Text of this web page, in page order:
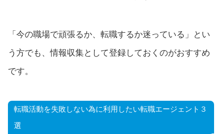
「今の職場で頑張るか、転職するか迷っている」とい
う方でも、情報収集として登録しておくのがおすすめ
です。
転職活動を失敗しない為に利用したい転職エージェント３
選